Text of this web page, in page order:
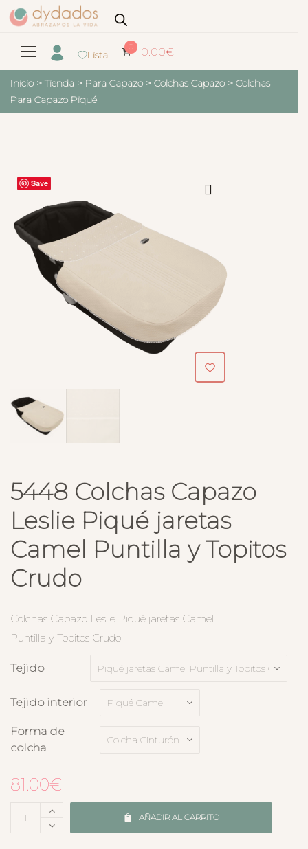
Lista
0 0.00€
Inicio > Tienda > Para Capazo > Colchas Capazo > Colchas
Para Capazo Piqué
Save
5448 Colchas Capazo
Leslie Piqué jaretas
Camel Puntilla y Topitos
Crudo
Colchas Capazo Leslie Piqué jaretas Camel
Puntilla y Topitos Crudo
Tejido
Tejido interior
Forma de
colcha
81.00€
AÑADIR AL CARRITO